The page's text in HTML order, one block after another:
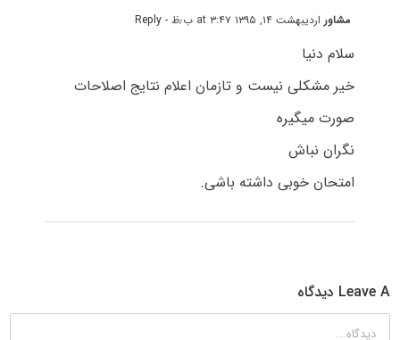
مشاور اردیبهشت ۱۴, ۱۳۹۵ at ۳:۴۷ ب٫ظ - Reply
سلام دنیا
خیر مشکلی نیست و تازمان اعلام نتایج اصلاحات
صورت میگیره
نگران نباش
امتحان خوبی داشته باشی.
Leave A دیدگاه
دیدگاه